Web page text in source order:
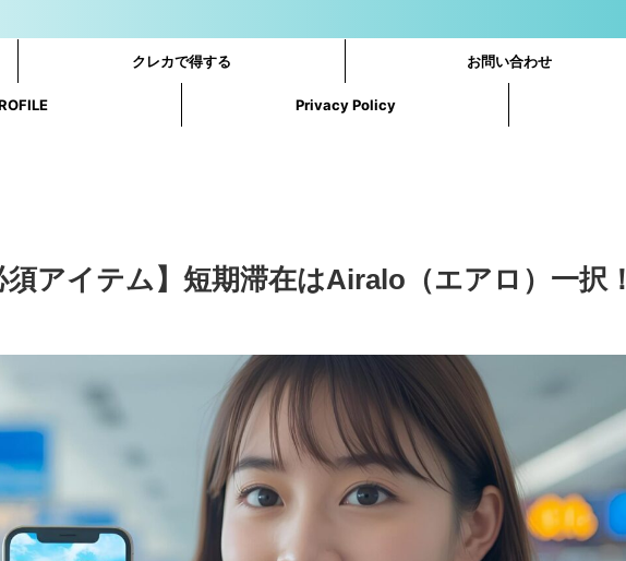
クレカで得する お問い合わせ
Privacy Policy
須アイテム】短期滞在はAiralo（エアロ）一択！